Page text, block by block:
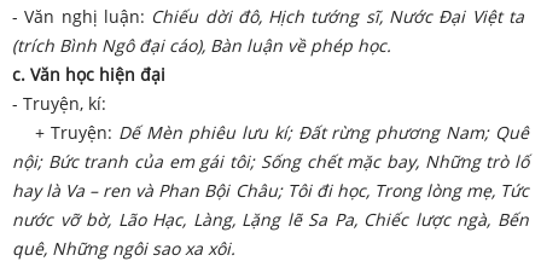
- Văn nghị luận: Chiếu dời đô, Hịch tướng sĩ, Nước Đại Việt ta
(trích Bình Ngô đại cáo), Bàn luận về phép học.
c. Văn học hiện đại
- Truyện, kí:
+ Truyện: Dế Mèn phiêu lưu kí; Đất rừng phương Nam; Quê
nội; Bức tranh của em gái tôi; Sống chết mặc bay, Những trò lố
hay là Va – ren và Phan Bội Châu; Tôi đi học, Trong lòng mẹ, Tức
nước vỡ bờ, Lão Hạc, Làng, Lặng lẽ Sa Pa, Chiếc lược ngà, Bến
quê, Những ngôi sao xa xôi.